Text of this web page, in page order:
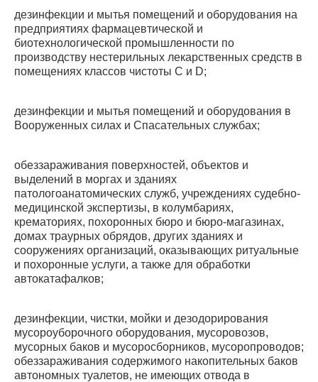
дезинфекции и мытья помещений и оборудования на
предприятиях фармацевтической и
биотехнологической промышленности по
производству нестерильных лекарственных средств в
помещениях классов чистоты С и D;
дезинфекции и мытья помещений и оборудования в
Вооруженных силах и Спасательных службах;
обеззараживания поверхностей, объектов и
выделений в моргах и зданиях
патологоанатомических служб, учреждениях судебно-
медицинской экспертизы, в колумбариях,
крематориях, похоронных бюро и бюро-магазинах,
домах траурных обрядов, других зданиях и
сооружениях организаций, оказывающих ритуальные
и похоронные услуги, а также для обработки
автокатафалков;
дезинфекции, чистки, мойки и дезодорирования
мусороуборочного оборудования, мусоровозов,
мусорных баков и мусоросборников, мусоропроводов;
обеззараживания содержимого накопительных баков
автономных туалетов, не имеющих отвода в